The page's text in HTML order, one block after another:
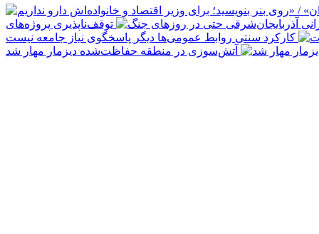
توقف‌ناپذیری پروژه‌های
کارکرد سنتی روابط عمومی‌ها دیگر پاسخگوی نیاز جامعه نیست
آتش‌سوزی در منطقه حفاظت‌شده دیزمار مهار شد